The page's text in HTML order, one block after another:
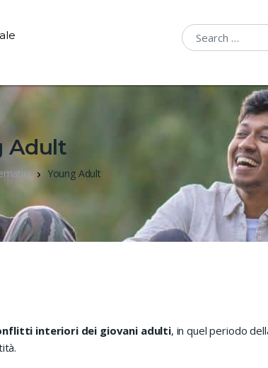
Adult
Young Adult
interiori dei giovani adulti, in quel periodo